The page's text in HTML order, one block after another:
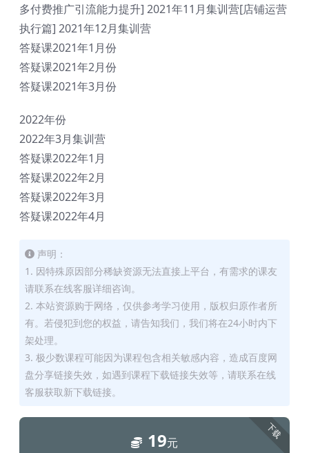
多付费推广引流能力提升] 2021年11月集训营[店铺运营
执行篇] 2021年12月集训营
答疑课2021年1月份
答疑课2021年2月份
答疑课2021年3月份
2022年份
2022年3月集训营
答疑课2022年1月
答疑课2022年2月
答疑课2022年3月
答疑课2022年4月
声明：
1. 因特殊原因部分稀缺资源无法直接上平台，有需求的课友
请联系在线客服详细咨询。
2. 本站资源购于网络，仅供参考学习使用，版权归原作者所
有。若侵犯到您的权益，请告知我们，我们将在24小时内下
架处理。
3. 极少数课程可能因为课程包含相关敏感内容，造成百度网
盘分享链接失效，如遇到课程下载链接失效等，请联系在线
客服获取新下载链接。
下载
19元